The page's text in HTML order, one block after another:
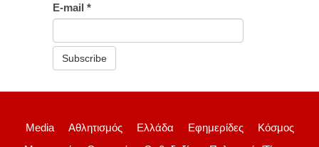
E-mail*
Subscribe
Media Αθλητισμός Ελλάδα Εφημερίδες
Κόσμος